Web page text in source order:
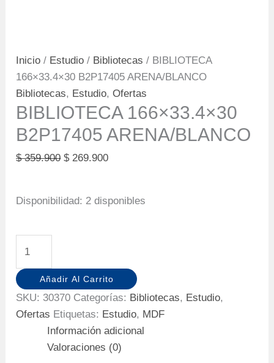
Inicio / Estudio / Bibliotecas / BIBLIOTECA
166×33.4×30 B2P17405 ARENA/BLANCO
Bibliotecas, Estudio,Ofertas
BIBLIOTECA 166×33.4×30
B2P17405 ARENA/BLANCO
$359.900 Original
$ 359.900.
$269.900Current
$ 269.900.
Disponibilidad: 2 disponibles
166x33.4x30
B2P17405
ARENA/BLANCO
cantidad
Añadir Al Carrito
SKU: 30370 Categorías: Bibliotecas, Estudio,
Ofertas Etiquetas: Estudio, MDF
Información adicional
Valoraciones (0)